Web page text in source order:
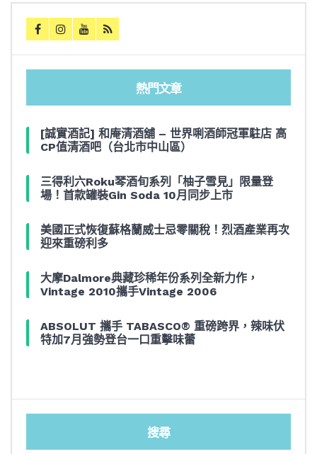
熱門文章
[誠實酒記] 和庵清酒舖 – 世界唎酒師冠軍駐店 高
CP值清酒吧（台北市中山區）
三得利六Roku琴酒旬系列「柚子雪見」限量登
場！首款罐裝Gin Soda 10月同步上市
美國正式恢復蘇格蘭威士忌零關稅！烈酒產業再次
迎來重磅利多
大摩Dalmore典藏珍稀年份系列全新力作，
Vintage 2010攜手Vintage 2006
ABSOLUT 攜手 TABASCO® 重磅跨界，辣味伏
特加7月強勢登台一口重擊味蕾
搜尋